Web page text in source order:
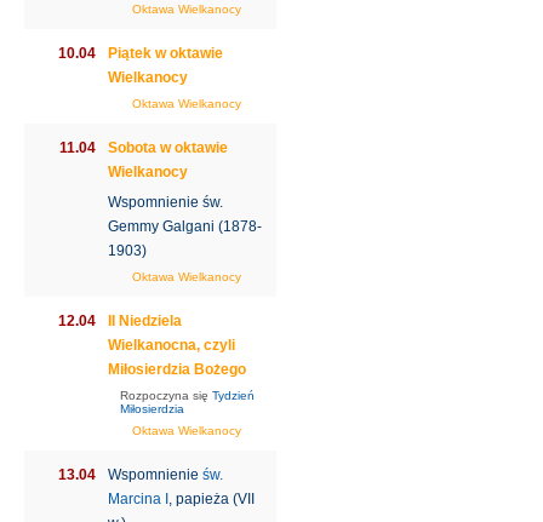
Oktawa Wielkanocy
10.04
Piątek w oktawie
Wielkanocy
Oktawa Wielkanocy
11.04
Sobota w oktawie
Wielkanocy
Wspomnienie św.
Gemmy Galgani (1878-
1903)
Oktawa Wielkanocy
12.04
II Niedziela
Wielkanocna, czyli
Miłosierdzia Bożego
Rozpoczyna się Tydzień
Miłosierdzia
Oktawa Wielkanocy
13.04 Wspomnienie św.
Marcina I , papieża (VII